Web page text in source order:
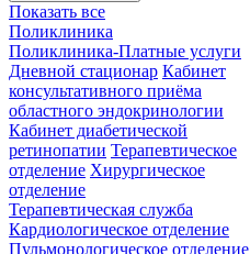
Показать все
Поликлиника
Поликлиника-Платные услуги
Дневной стационар Кабинет
консультативного приёма
областного эндокринологии
Кабинет диабетической
ретинопатии Терапевтическое
отделение Хирургическое
отделение
Терапевтическая служба
Кардиологическое отделение
Пульмонологическое отделение